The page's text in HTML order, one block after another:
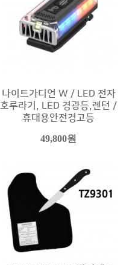
나이트가디언 W / LED 전자
호루라기, LED 경광등,렌턴 /
휴대용안전경고등
49,800원